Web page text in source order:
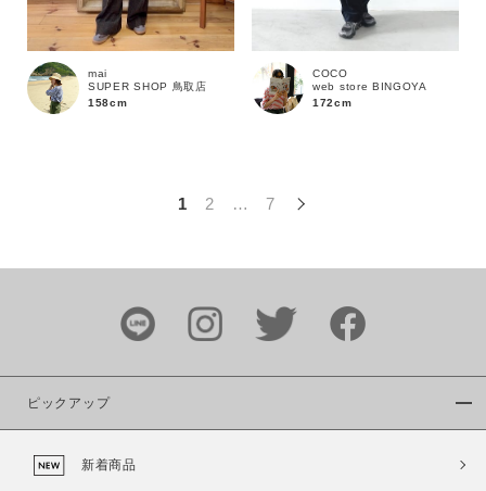
この条件で絞り込む
mai
SUPER SHOP 鳥取店
158cm
COCO
web store BINGOYA
172cm
1 2 … 7
ピックアップ
新着商品